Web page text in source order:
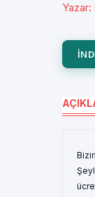
Yazar: